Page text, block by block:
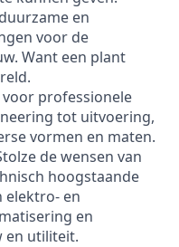
en
voor de
Want een plant
professionele
tot uitvoering,
vormen en maten.
de wensen van
hoogstaande
elektro- en
en
en utiliteit.